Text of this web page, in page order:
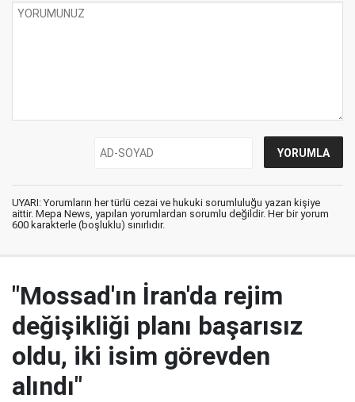
UYARI: Yorumların her türlü cezai ve hukuki sorumluluğu yazan kişiye
aittir. Mepa News, yapılan yorumlardan sorumlu değildir. Her bir yorum
600 karakterle (boşluklu) sınırlıdır.
"Mossad'ın İran'da rejim
değişikliği planı başarısız
oldu, iki isim görevden
alındı"